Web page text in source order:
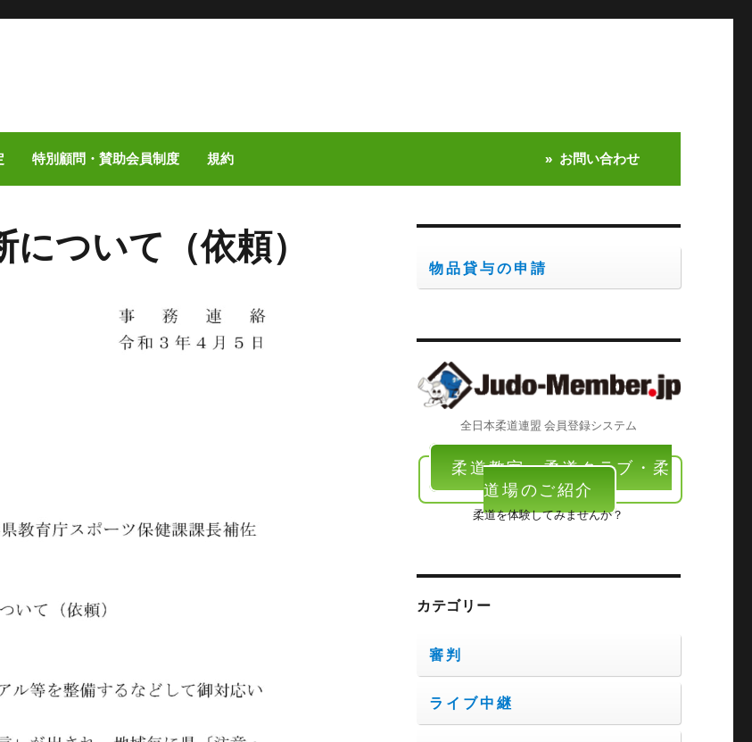
特別顧問・賛助会員制度 規約 お問い合わせ
ついて（依頼） 物品貸与の申請
全日本柔道連盟 会員登録システム
柔道教室・柔道クラブ・柔
道場のご紹介
柔道を体験してみませんか？
カテゴリー
審判
ライブ中継